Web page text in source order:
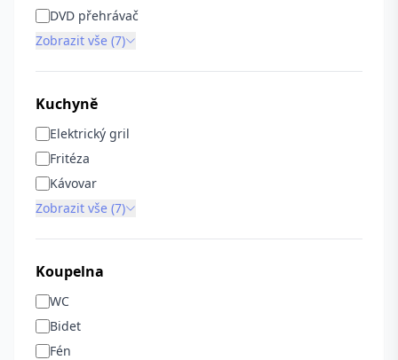
DVD přehrávač
Zobrazit vše (7)
Kuchyně
Elektrický gril
Fritéza
Kávovar
Zobrazit vše (7)
Koupelna
WC
Bidet
Fén